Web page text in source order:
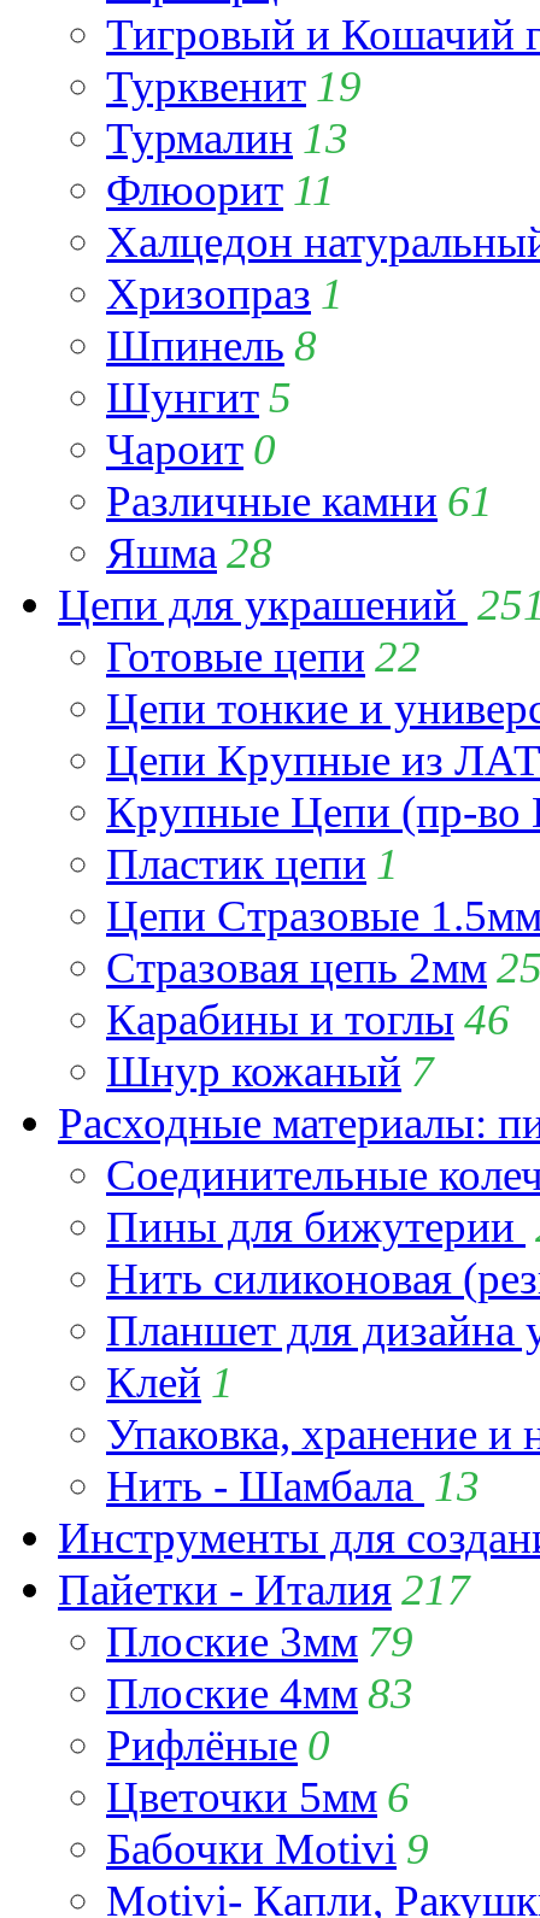
Тигровый и Кошачий
Турквенит 19
Турмалин 13
Флюорит 11
Халцедон
Хризопраз 1
Шпинель 8
Шунгит5
Чароит 0
Различные камни 61
Яшма 28
Цепи для украшений
Готовые цепи 22
Цепи тонкие и
Цепи Крупные из
Крупные Цепи (пр-во
Пластик цепи 1
Цепи Стразовые
Стразовая цепь 2мм
Карабины и тоглы 46
Шнур кожаный 7
Расходные материалы:
Соединительные
Пины для бижутерии
Нить силиконовая
Планшет для
Клей 1
Упаковка, хранение и
Нить - Шамбала 13
Инструменты для
Пайетки - Италия217
Плоские 3мм 79
Плоские 4мм83
Рифлёные 0
Цветочки 5мм 6
Бабочки Motivi 9
Motivi- Капли,